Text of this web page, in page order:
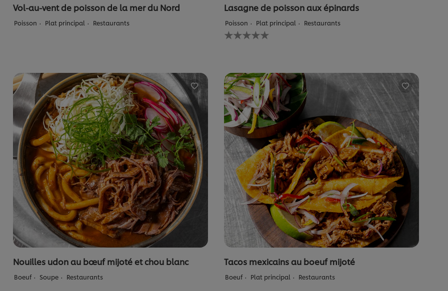
Vol-au-vent de poisson de la mer du Nord
Poisson Plat principal Restaurants
Lasagne de poisson aux épinards
Poisson Plat principal Restaurants
Aucune
évaluation
recipe
Nouilles udon au bœuf mijoté et chou blanc
Boeuf Soupe Restaurants
Tacos mexicains au boeuf mijoté
Boeuf Plat principal Restaurants